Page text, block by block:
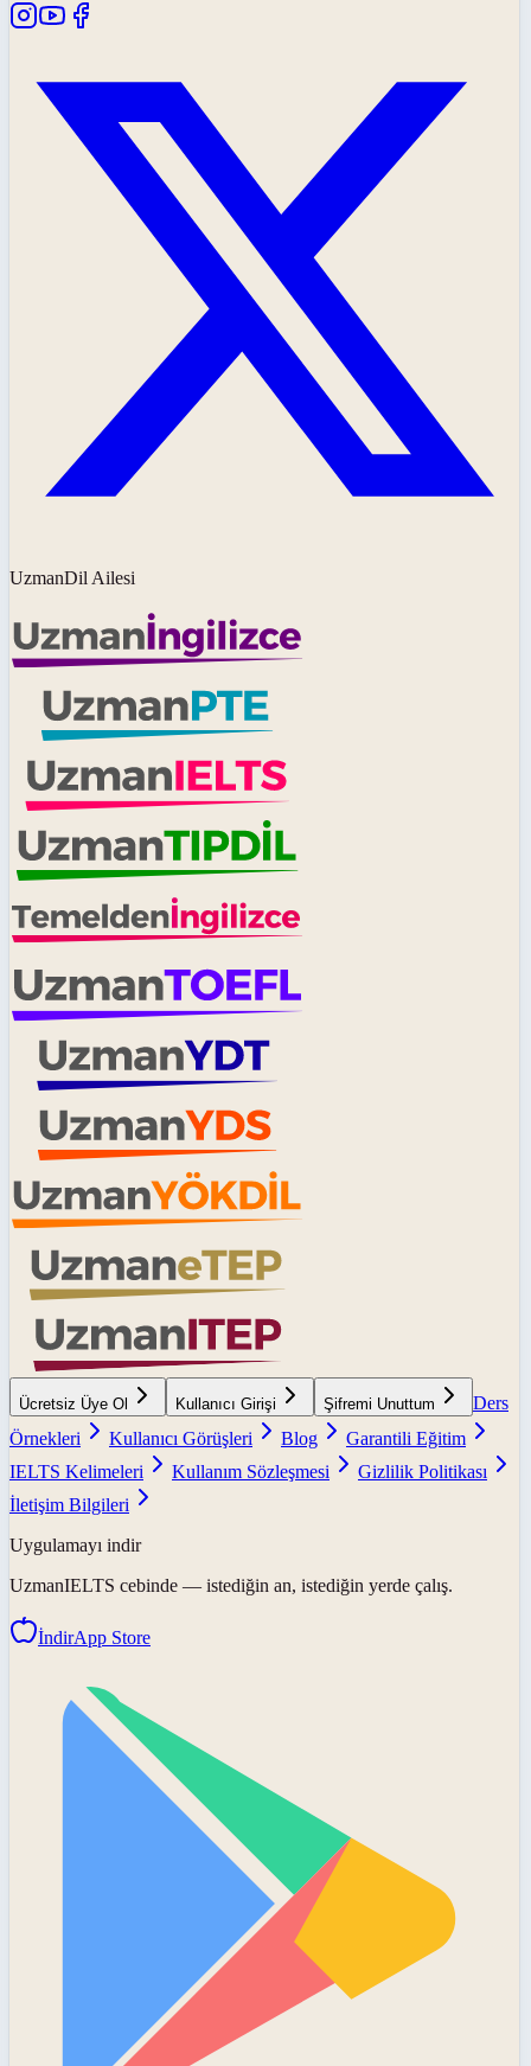
UzmanDil Ailesi
Ücretsiz Üye Ol Kullanıcı Girişi Şifremi Unuttum
Ders
Örnekleri
Kullanıcı Görüşleri Blog
Garantili Eğitim
IELTS Kelimeleri
Kullanım Sözleşmesi
Gizlilik Politikası
İletişim Bilgileri
Uygulamayı indir
UzmanIELTS cebinde — istediğin an, istediğin yerde çalış.
İndirApp Store